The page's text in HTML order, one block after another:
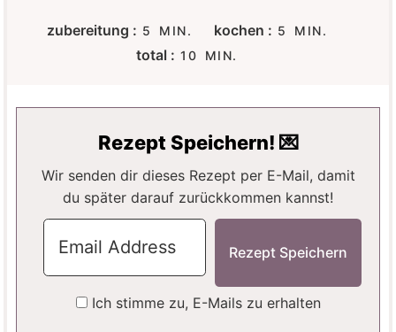
zubereitung : 5
M
N
T
N
MIN. kochen : 5 M
T
N
MIN.
total : 10 M
U
E
N
MIN.
Rezept Speichern! 💌
Wir senden dir dieses Rezept per E-Mail, damit
du später darauf zurückkommen kannst!
Ich stimme zu, E-Mails zu erhalten